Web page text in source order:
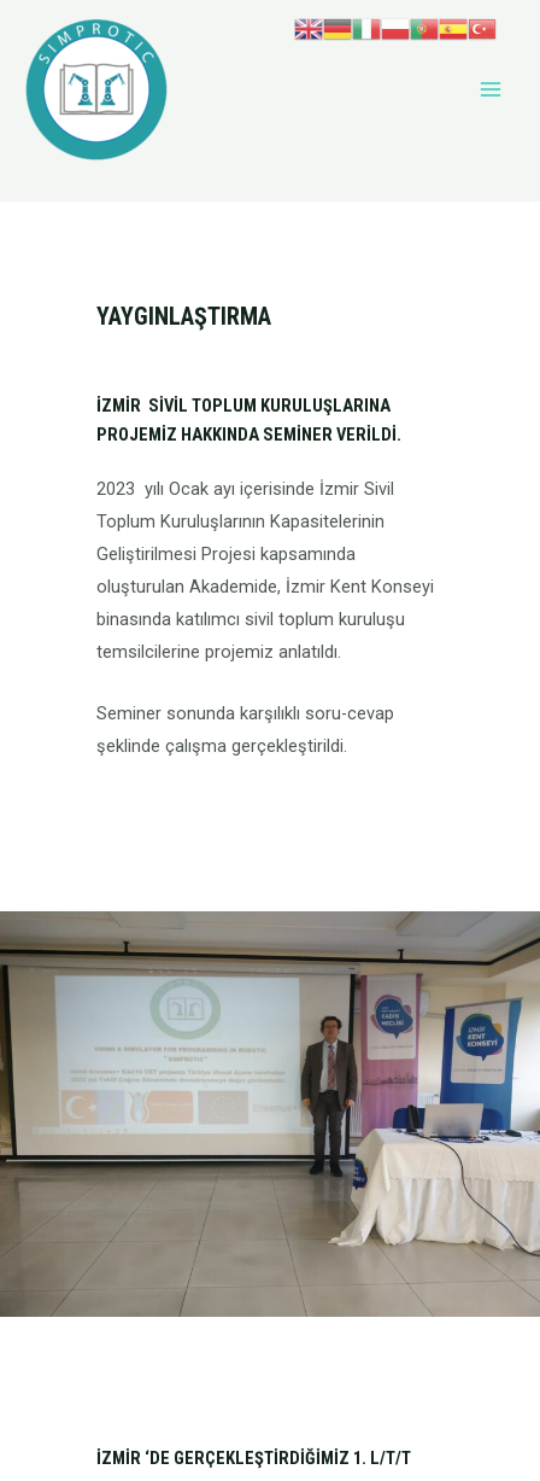
YAYGINLAŞTIRMA
İZMİR SİVİL TOPLUM KURULUŞLARINA
PROJEMİZ HAKKINDA SEMİNER VERİLDİ.
2023 yılı Ocak ayı içerisinde İzmir Sivil
Toplum Kuruluşlarının Kapasitelerinin
Geliştirilmesi Projesi kapsamında
oluşturulan Akademide, İzmir Kent Konseyi
binasında katılımcı sivil toplum kuruluşu
temsilcilerine projemiz anlatıldı.
Seminer sonunda karşılıklı soru-cevap
şeklinde çalışma gerçekleştirildi.
İZMİR ‘DE GERÇEKLEŞTİRDİĞİMİZ 1. L/T/T